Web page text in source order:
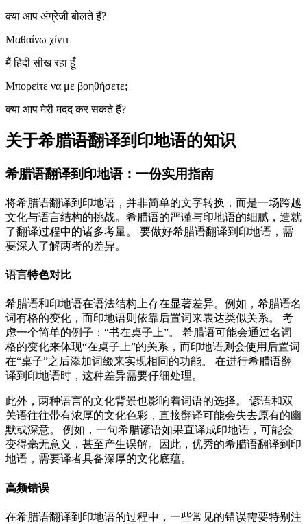
क्या आप अंग्रेजी बोलते हैं?
Μαθαίνω χίντι
मैं हिंदी सीख रहा हूँ
Μπορείτε να με βοηθήσετε;
क्या आप मेरी मदद कर सकते हैं?
关于希腊语翻译到印地语的知识
希腊语翻译到印地语：一份实用指南
将希腊语翻译到印地语，并非简单的文字转换，而是一场跨越
文化与语言结构的挑战。希腊语的严谨与印地语的细腻，造就
了翻译过程中的诸多考量。 要做好希腊语翻译到印地语，需
要深入了解两者的差异。
语言特色对比
希腊语和印地语在语法结构上存在显著差异。例如，希腊语名
词有格的变化，而印地语则依靠后置词来表达类似关系。 考
虑一个简单的例子：“书在桌子上”。 希腊语可能会通过名词
格的变化来体现“在桌子上”的关系，而印地语则会使用后置词
在“桌子”之后添加词缀来实现相同的功能。 在进行希腊语翻
译到印地语时，这种差异需要仔细处理。
此外，两种语言的文化背景也影响着词语的选择。 谚语和双
关语往往带有浓厚的文化色彩，直接翻译可能会失去原有的幽
默或深意。 例如，一句希腊谚语如果直译成印地语，可能会
变得毫无意义，甚至产生误解。因此，优秀的希腊语翻译到印
地语，需要译者具备深厚的文化底蕴。
高频错误
在希腊语翻译到印地语的过程中，一些常见的错误需要特别注